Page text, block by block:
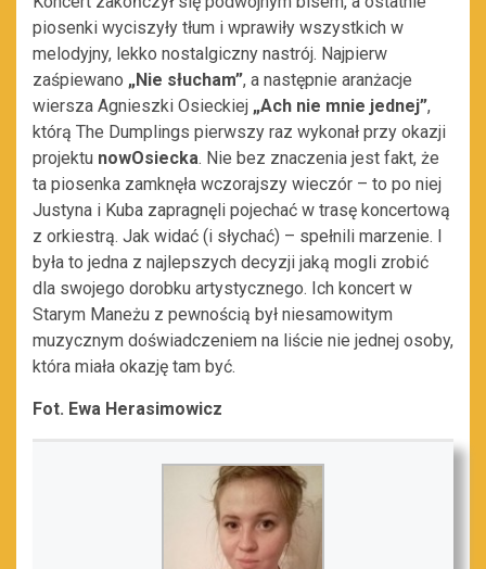
piosenki wyciszyły tłum i wprawiły wszystkich w
melodyjny, lekko nostalgiczny nastrój. Najpierw
zaśpiewano „Nie słucham”, a następnie aranżacje
wiersza Agnieszki Osieckiej „Ach nie mnie jednej”,
którą The Dumplings pierwszy raz wykonał przy okazji
projektu nowOsiecka. Nie bez znaczenia jest fakt, że
ta piosenka zamknęła wczorajszy wieczór – to po niej
Justyna i Kuba zapragnęli pojechać w trasę koncertową
z orkiestrą. Jak widać (i słychać) – spełnili marzenie. I
była to jedna z najlepszych decyzji jaką mogli zrobić
dla swojego dorobku artystycznego. Ich koncert w
Starym Maneżu z pewnością był niesamowitym
muzycznym doświadczeniem na liście nie jednej osoby,
która miała okazję tam być.
Fot. Ewa Herasimowicz